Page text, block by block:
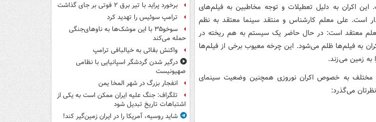
اکران به دلیل تعطیلات و توجه مخاطبین به فیلم‌های
است. علی معلم کارشناس و منتقد سینما معتقد به نظم
معتقد است: در حال حاضر یک سیستم به هم ریخته در
به فیلم‌ها ظلم می‌شود. این چرخه معیوب برخی از فیلم‌ها
به زمین می زند.
مختلف به خصوص اکران نوروزی همچنین وضعیت سینمای
می‌گذرد:
برخورد پراید با تیر برق ۲ فوتی بر جای گذاشت
ترامپ سوئیس را تهدید کرد
سوخو۳۵ با این موشک‌ها به ناوهای‌جنگی
حمله می‌کند
واکنش بقائی به خیالبافی ترامپ
درگیر شدن گردشگر اسپانیایی با نظامی
صهیونیست
انفجار بزرگ در شهر المخا یمن
تلگراف: جنگ علیه ایران ممکن است به یکی از
اشتباهات تاریخ تبدیل شود
شاید روسیه، آمریکا را در ایران زمین‌گیر کند!